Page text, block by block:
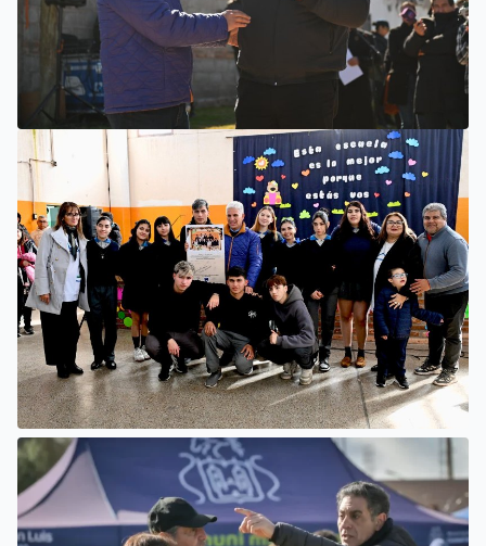
VILLA MERCEDES
COMENZÓ UNA OBRA PARA AMPLIAR LAS REDES DE
AGUA POTABLE Y CLOACAS EN VILLA MERCEDES
SAN LUIS
LA ESCUELA N°34 ESTRENÓ UNA SALA DE 3 AÑOS Y LAS
OBRAS QUE PERMITEN COMPLETAR EL CICLO
SECUNDARIO